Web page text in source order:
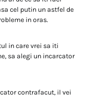
cel putin un astfel de
in oras.
in care vrei sa iti
sa alegi un incarcator
contrafacut, il vei